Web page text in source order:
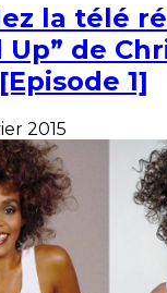
la télé
de
1]
2015